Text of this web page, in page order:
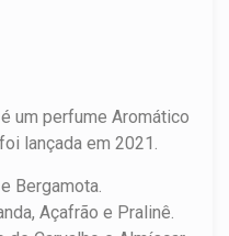
é um perfume Aromático
foi lançada em 2021.
Bergamota.
Açafrão e Pralinê.